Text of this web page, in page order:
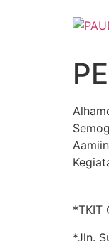
Aamiin
*TKIT
*Jln.